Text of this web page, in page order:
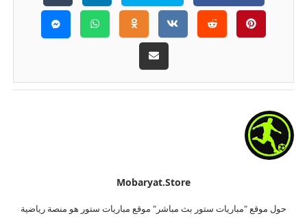
Mobaryat.store
حول موقع "مباريات ستور بث مباشر" موقع مباريات ستور هو منصة رياضية